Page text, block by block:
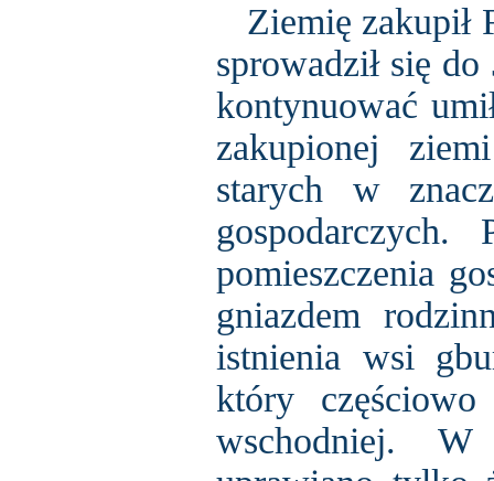
Ziemię zakupił
sprowadził się
kontynuować
zakupionej
starych w
gospodarczych.
pomieszczenia
gniazdem
istnienia wsi
który
wschodniej. W